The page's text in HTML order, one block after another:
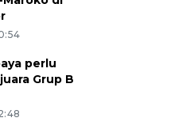
perlu
Grup B